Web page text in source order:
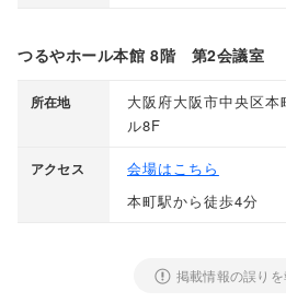
つるやホール本館 8階 第2会議室
所在地
大阪府大阪市中央区
ル8F
アクセス
会場はこちら
本町駅から徒歩4分
掲載情報の誤り